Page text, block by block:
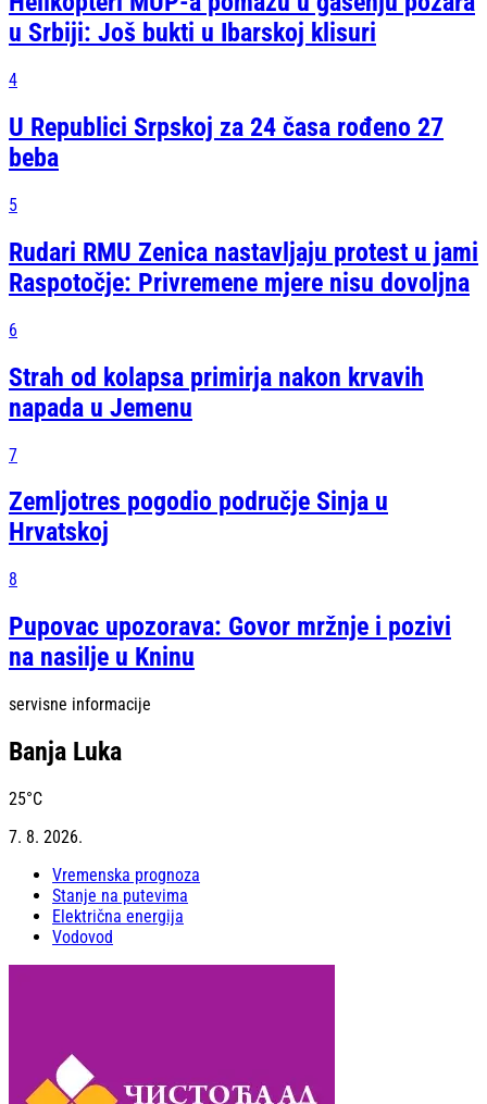
u Srbiji: Još bukti u Ibarskoj klisuri
4
U Republici Srpskoj za 24 časa rođeno 27
beba
5
Rudari RMU Zenica nastavljaju protest u jami
Raspotočje: Privremene mjere nisu dovoljna
6
Strah od kolapsa primirja nakon krvavih
napada u Jemenu
7
Zemljotres pogodio područje Sinja u
Hrvatskoj
8
Pupovac upozorava: Govor mržnje i pozivi
na nasilje u Kninu
servisne informacije
Banja Luka
25°C
7. 8. 2026.
Vremenska prognoza
Stanje na putevima
Električna energija
Vodovod